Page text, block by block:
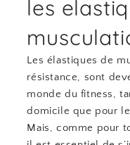
les
Les élastiques de
résistance, sont
monde du fitness,
domicile que pour
Mais, comme pour